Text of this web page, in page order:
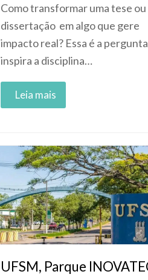
Como transformar uma tese ou
dissertação em algo que gere
impacto real? Essa é a
inspira a disciplina…
UFSM, Parque